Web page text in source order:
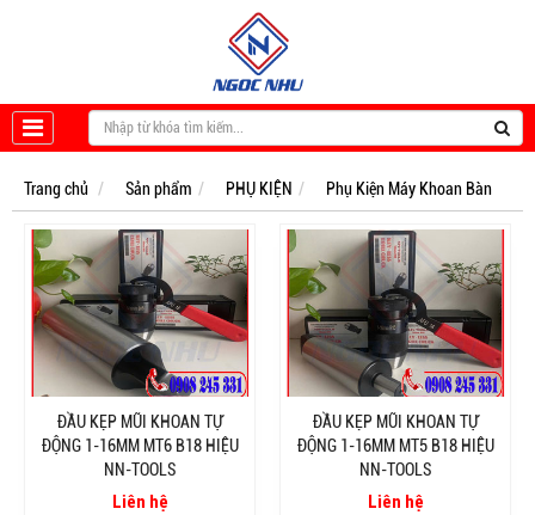
Trang chủ Sản phẩm PHỤ KIỆN Phụ Kiện Máy Khoan Bàn
ĐẦU KẸP MŨI KHOAN TỰ
ĐỘNG 1-16MM MT6 B18 HIỆU
NN-TOOLS
Liên hệ
ĐẦU KẸP MŨI KHOAN TỰ
ĐỘNG 1-16MM MT5 B18 HIỆU
NN-TOOLS
Liên hệ